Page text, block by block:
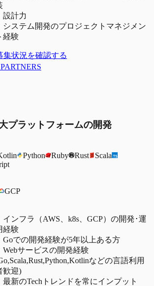
設計力
システム開発のプロジェクトマネジメン
経験
集状況を確認する
プラットフォームの開発
Python Ruby Rust
Scala
GCP
インフラ（AWS、k8s、GCP）の開発･運
経験
Goでの開発経験が5年以上ある方
Webサービスの開発経験
などの言語利用
歓迎)
最新のTechトレンドを常にインプット